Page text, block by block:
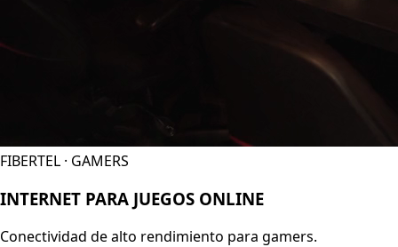
FIBERTEL · GAMERS
INTERNET PARA JUEGOS ONLINE
Conectividad de alto rendimiento para gamers.